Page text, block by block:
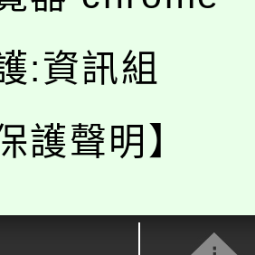
:資訊組
護聲明】